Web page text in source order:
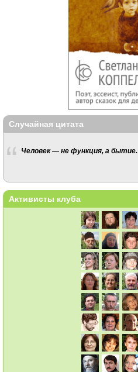
Случайная цитата
Человек — не функция, а бытие.
Активисты клуба